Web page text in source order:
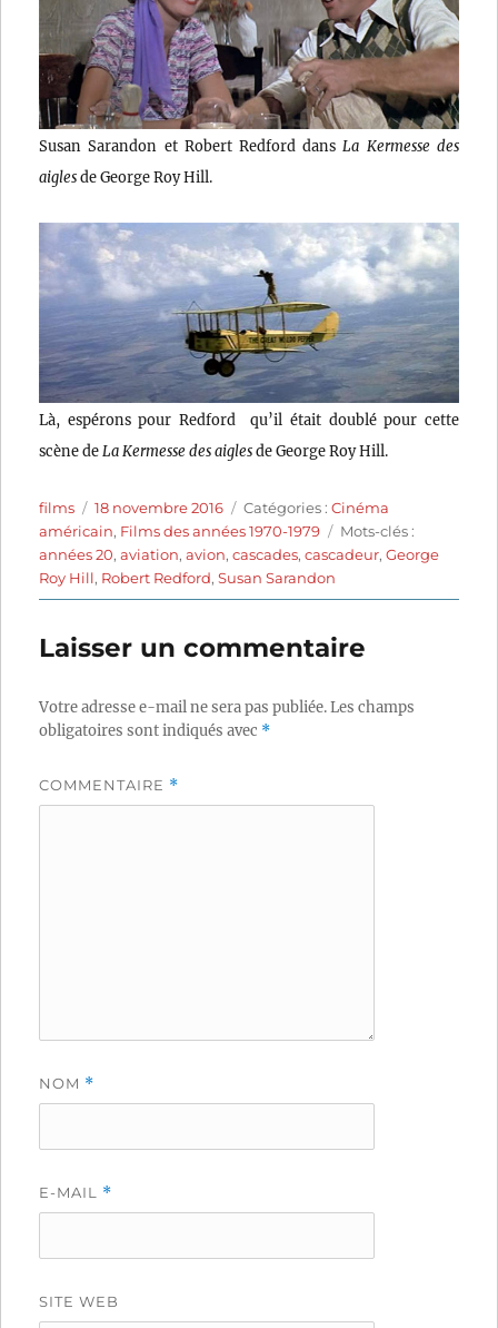
Susan Sarandon et Robert Redford dansLa Kermesse des
aiglesde George Roy Hill.
Là, espérons pour Redford qu’il était doublé pour cette
scène deLa Kermesse des aiglesde George Roy Hill.
Auteur
films
Publié
le
18 novembre 2016 Catégories
Catégories :Cinéma
américain, Films des années 1970-1979 Étiquettes
Mots-clés :
années 20,aviation,avion,cascades,cascadeur,George
Roy Hill, Robert Redford,Susan Sarandon
Laisser un commentaire
Votre adresse e-mail ne sera pas publiée.Les champs
obligatoires sont indiqués avec *
COMMENTAIRE *
NOM *
E-MAIL *
SITE WEB